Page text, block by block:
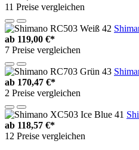
11 Preise vergleichen
ab 119,00 €*
7 Preise vergleichen
ab 170,47 €*
2 Preise vergleichen
ab 118,57 €*
12 Preise vergleichen